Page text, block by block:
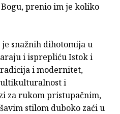
prenio im je koliko
snažnih dihotomija u
i isprepliću Istok i
i modernitet,
i
za rukom pristupačnim,
stilom duboko zaći u